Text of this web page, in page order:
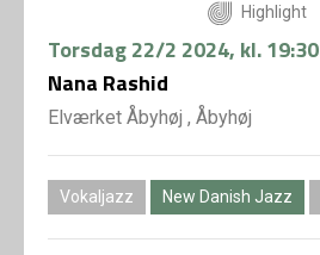
Highlight
Torsdag22/2 2024, kl. 19:30
Nana Rashid
Elværket Åbyhøj , Åbyhøj
Vokaljazz New Danish Jazz